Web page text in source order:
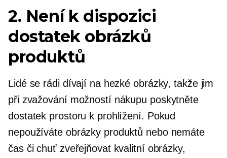
2. Není k dispozici
dostatek obrázků
produktů
Lidé se rádi dívají na hezké obrázky, takže jim
při zvažování možností nákupu poskytněte
dostatek prostoru k prohlížení. Pokud
nepoužíváte obrázky produktů nebo nemáte
čas či chuť zveřejňovat kvalitní obrázky,